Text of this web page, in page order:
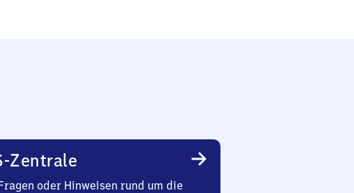
Zentrale
oder Hinweisen rund um die